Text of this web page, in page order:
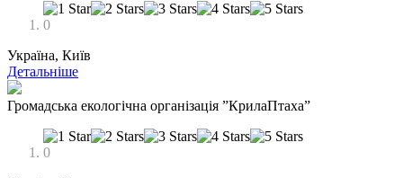
0
Україна, Київ
Детальніше
Громадська екологічна організація ”КрилаПтаха”
0